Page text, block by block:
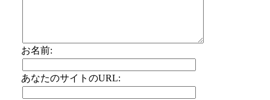
お名前:
あなたのサイトのURL: